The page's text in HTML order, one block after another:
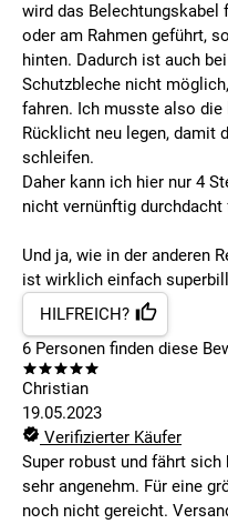
wird das
oder am Rahmen geführt,
hinten. Dadurch ist auch
Schutzbleche nicht
fahren. Ich musste also
Rücklicht neu legen, damit
schleifen.
Daher kann ich hier nur 4
nicht vernünftig
Und ja, wie in der anderen
ist wirklich einfach
HILFREICH?
6 Personen finden diese
Christian
19.05.2023
Verifizierter Käufer
Super robust und fährt
sehr angenehm. Für eine
noch nicht gereicht.